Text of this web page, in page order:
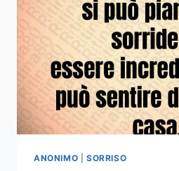
APPENA
LO
SENTI
SORRIDI
ANONIMO SORRISO